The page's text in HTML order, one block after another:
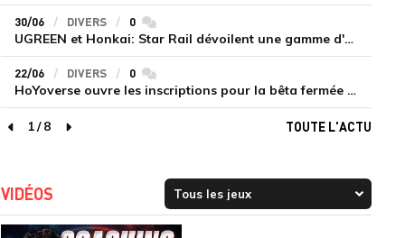
30/06 DIVERS 0commentaires
UGREEN et Honkai: Star Rail dévoilent une gamme d'accessoires de recharge en édition limitée
22/06 DIVERS 0commentaires
HoYoverse ouvre les inscriptions pour la bêta fermée de Honkai : Nexus Anima
page précédente
1/8
page suivante
TOUTE L'ACTU
VIDÉOS